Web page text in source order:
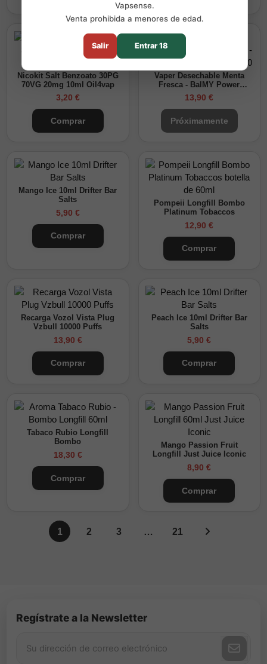
Nicokit Salt Benzoato 30PG
70VG 20mg 10ml Oil4vap
3,20 €
Comprar
AGOTADO
Vaper Desechable Menta
Fresca - BalMY Power
Crystal 8000
13,90 €
Próximamente
Mango Ice 10ml Drifter Bar
Salts
5,90 €
Comprar
Pompeii Longfill Bombo
Platinum Tobaccos
12,90 €
Comprar
Recarga Vozol Vista Plug
Vzbull 10000 Puffs
13,90 €
Comprar
Peach Ice 10ml Drifter Bar
Salts
5,90 €
Comprar
Tabaco Rubio Longfill
Bombo
18,30 €
Comprar
Mango Passion Fruit
Longfill Just Juice Iconic
8,90 €
Comprar
1 2 3 … 21 Página
Regístrate a la Newsletter
Vapsense.
Venta prohibida a menores de edad.
Salir Entrar 18